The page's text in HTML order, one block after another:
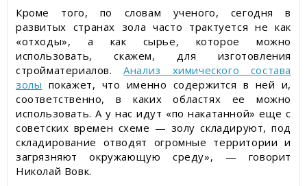
Кроме того, по словам ученого, сегодня в
развитых странах зола часто трактуется не как
«отходы», а как сырье, которое можно
использовать, скажем, для изготовления
стройматериалов.Анализ химического состава
золы покажет, что именно содержится в ней и,
соответственно, в каких областях ее можно
использовать. А у нас идут «по накатанной» еще с
советских времен схеме — золу складируют, под
складирование отводят огромные территории и
загрязняют окружающую среду», — говорит
Николай Вовк.